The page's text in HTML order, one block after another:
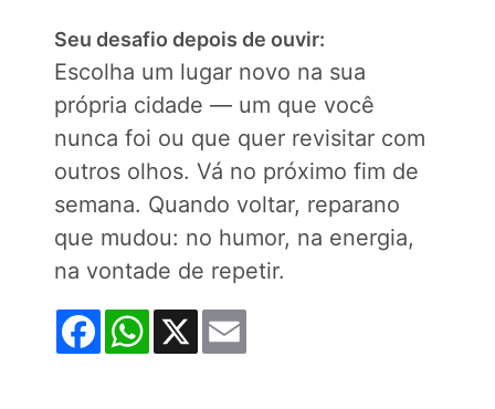
Seu desafio depois de ouvir:
Escolha um lugar novo na sua
própria cidade — um que você
nunca foi ou que quer revisitar com
outros olhos. Vá no próximo fim de
semana. Quando voltar, reparano
que mudou: no humor, na energia,
na vontade de repetir.
FacebookWhatsApp
X